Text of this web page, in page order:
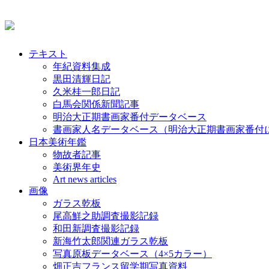
テキスト
年紀資料集成
黒田清輝日記
久米桂一郎日記
白馬会関係新聞記事
明治大正期書画家番付データベース
書画家人名データベース（明治大正期書画家番付
日本美術年鑑
物故者記事
美術界年史
Art news articles
画像
ガラス乾板
尾高鮮之助調査撮影記録
和田新調査撮影記録
新海竹太郎関連ガラス乾板
写真原板データベース（4×5カラー）
畑正吉フランス留学期写真資料